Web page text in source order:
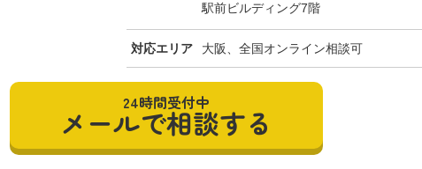
駅前ビルディング7階
対応エリア 大阪、全国オンライン相談可
24時間受付中
メールで相談する